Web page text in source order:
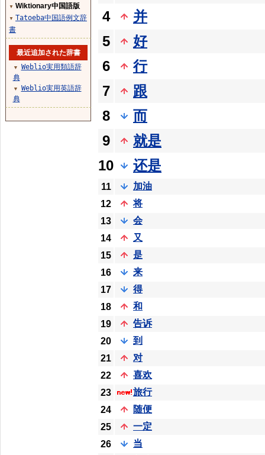
4
并
5
好
6
行
7
跟
8
而
9
就是
10
还是
11
加油
12
将
13
会
14
又
15
是
16
来
17
得
18
和
19
告诉
20
到
21
对
22
喜欢
23
旅行
24
随便
25
一定
26
当
▼ Wiktionary中国語版
▼ Tatoeba中国語例文辞
書
最近追加された辞書
▼
Weblio実用類語辞
典
▼
Weblio実用英語辞
典